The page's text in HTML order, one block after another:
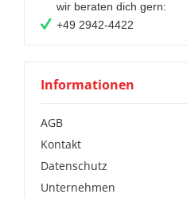
wir beraten dich gern:
+49 2942-4422
Informationen
AGB
Kontakt
Datenschutz
Unternehmen